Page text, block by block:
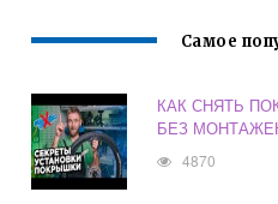
Самое
КАК СНЯТЬ
БЕЗ
4870